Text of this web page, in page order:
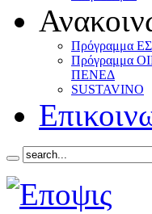
Πρόγραμμα
Πρόγραμμα
ΠΕΝΕΔ
SUSTAVINO